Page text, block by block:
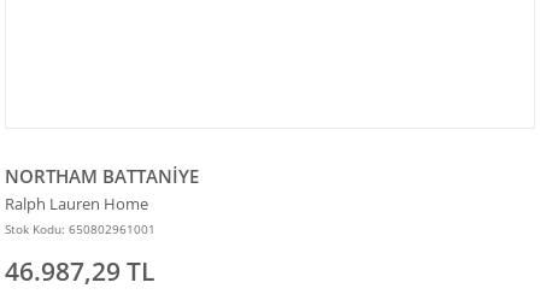
NORTHAM BATTANİYE
Ralph Lauren Home
Stok Kodu: 650802961001
46.987,29 TL